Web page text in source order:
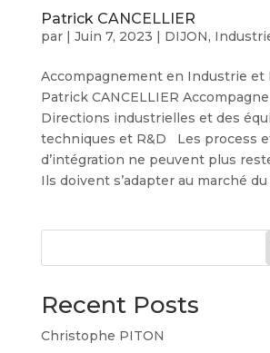
Patrick CANCELLIER
par | Juin 7, 2023 | DIJON,
Accompagnement en Industrie et
Patrick CANCELLIER
Directions industrielles et des
techniques et R&D Les process
d’intégration ne peuvent plus
Ils doivent s’adapter au marché du
Recent Posts
Christophe PITON